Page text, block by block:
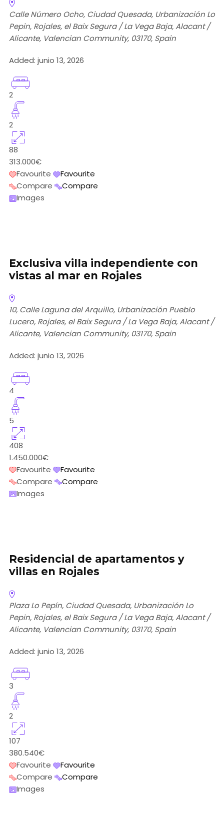
Calle Número Ocho, Ciudad Quesada, Urbanización Lo
Pepin, Rojales, el Baix Segura / La Vega Baja, Alacant /
Alicante, Valencian Community, 03170, Spain
Added: junio 13, 2026
2
2
88
313.000€
Favourite
Favourite
Compare
Compare
Images
Exclusiva villa independiente con
vistas al mar en Rojales
10, Calle Laguna del Arquillo, Urbanización Pueblo
Lucero, Rojales, el Baix Segura / La Vega Baja, Alacant /
Alicante, Valencian Community, 03170, Spain
Added: junio 13, 2026
4
5
408
1.450.000€
Favourite
Favourite
Compare
Compare
Images
Residencial de apartamentos y
villas en Rojales
Plaza Lo Pepín, Ciudad Quesada, Urbanización Lo
Pepin, Rojales, el Baix Segura / La Vega Baja, Alacant /
Alicante, Valencian Community, 03170, Spain
Added: junio 13, 2026
3
2
107
380.540€
Favourite
Favourite
Compare
Compare
Images